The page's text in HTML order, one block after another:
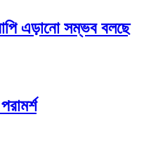
এড়ানো সম্ভব বলছে